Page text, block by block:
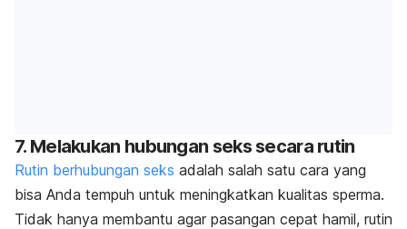
7. Melakukan hubungan seks secara rutin
Rutin berhubungan seks adalah salah satu cara yang
bisa Anda tempuh untuk meningkatkan kualitas sperma.
Tidak hanya membantu agar pasangan cepat hamil, rutin